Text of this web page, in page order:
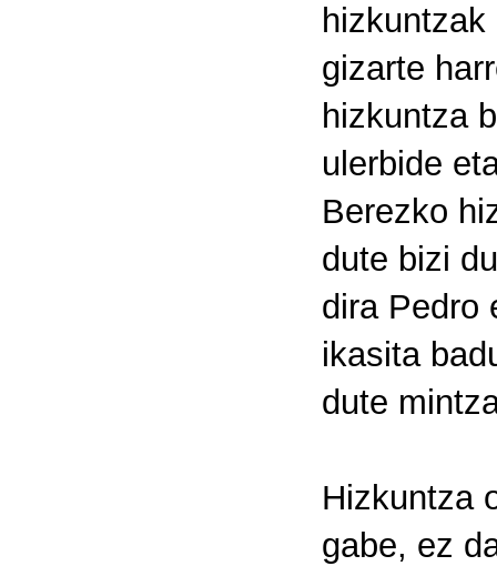
gizarte
hizkuntza
ulerbide
Berezko
dute bizi
dira Pedro
ikasita
dute
Hizkuntza
gabe, ez